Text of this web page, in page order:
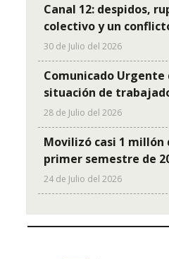
Canal 12: despidos,
colectivo y un
30 de Julio del 2026
Comunicado Urgente
situación de
28 de Julio del 2026
Movilizó casi 1 millón
primer semestre de
24 de Julio del 2026